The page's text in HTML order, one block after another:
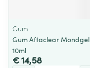
Gum
Gum Aftaclear Mondgel
10ml
€ 14,58